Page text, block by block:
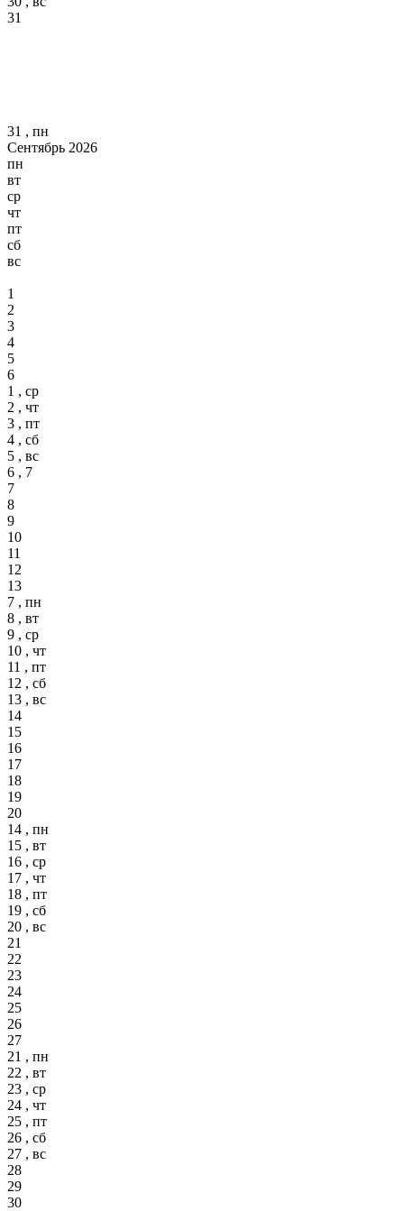
31
31 , пн
Сентябрь 2026
пн
вт
ср
чт
пт
сб
вс
1
2
3
4
5
6
1 , ср
2 , чт
3 , пт
4 , сб
5 , вс
6 , 7
7
8
9
10
11
12
13
7 , пн
8 , вт
9 , ср
10 , чт
11 , пт
12 , сб
13 , вс
14
15
16
17
18
19
20
14 , пн
15 , вт
16 , ср
17 , чт
18 , пт
19 , сб
20 , вс
21
22
23
24
25
26
27
21 , пн
22 , вт
23 , ср
24 , чт
25 , пт
26 , сб
27 , вс
28
29
30